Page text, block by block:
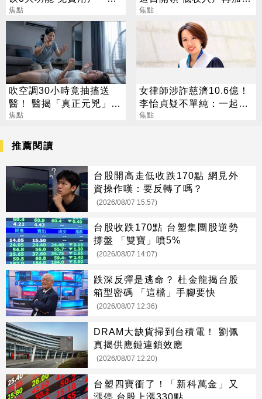
好康」不能用了
焦點
2000元
焦點
吹空調30小時竟抽搐送
醫！ 醫揭「真正元兇」：
不是冷氣
焦點
女律師涉詐慈濟10.6億！
李怡貞疑不單純：一起洗
錢？
焦點
推薦閱讀
台股開高走低收跌170點 網見外
資操作嘆：要反轉了嗎？
(2026/08/07 15:57)
台股收跌170點 台塑集團股逆勢
撐盤 「雙寶」噴5%
(2026/08/07 14:07)
跌深反彈是逃命？ 杜金龍揭台股
箱型密碼 「這檔」手腳要快
(2026/08/07 12:36)
DRAM大缺貨掃到台積電！ 劉佩
真揭供應鏈連鎖效應
(2026/08/07 12:20)
台塑四寶衝了！「新科萬金」又
漲停 台股上漲330點